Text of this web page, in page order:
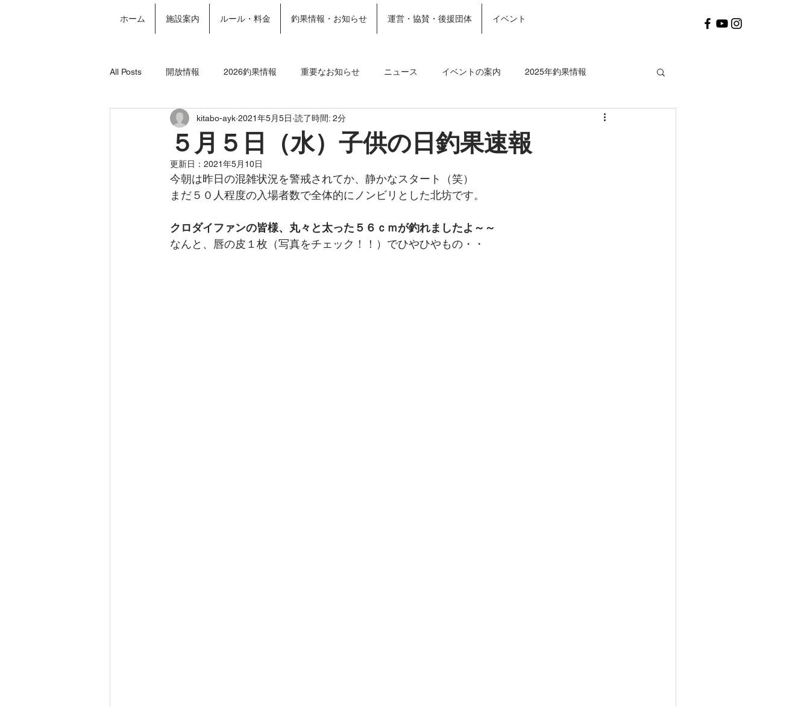
ホーム 施設案内 ルール・料金 釣果情報・お知らせ 運営・協賛・後援団体 イベント
All Posts 開放情報 2026釣果情報 重要なお知らせ ニュース イベントの案内 2025年釣果情報
2024年釣果情報 年間パスポート 2023釣果情報 2020年釣果情報
５月５日（水）子供の日釣果速報
kitabo-ayk 2021年5月5日 読了時間: 2分
更新日： 2021年5月10日
今朝は昨日の混雑状況を警戒されてか、静かなスタート（笑）
まだ５０人程度の入場者数で全体的にノンビリとした北坊です。
クロダイファンの皆様、丸々と太った５６ｃｍが釣れましたよ～～
なんと、唇の皮１枚（写真をチェック！！）でひやひやもの・・
ホーム 施設案内 More